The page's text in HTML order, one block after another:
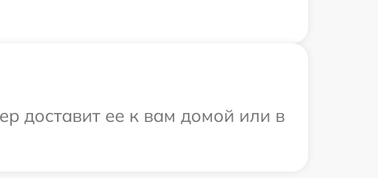
доставит ее к вам домой или в